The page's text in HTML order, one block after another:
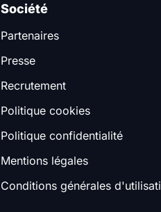
Société
Partenaires
Presse
Recrutement
Politique cookies
Politique confidentialité
Mentions légales
Conditions générales